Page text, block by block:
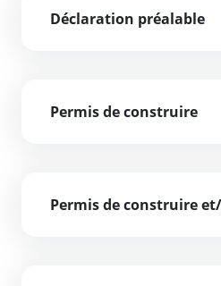
Déclaration préalable
Permis de construire
Permis de construire